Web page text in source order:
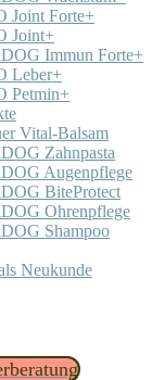
Joint Forte+
Joint+
Immun Forte+
Leber+
Petmin+
Vital-Balsam
Zahnpasta
Augenpflege
BiteProtect
Ohrenpflege
Shampoo
Neukunde